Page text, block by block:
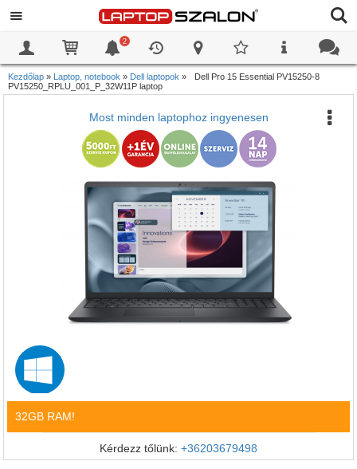
2
Kezdőlap » Laptop, notebook » Dell laptopok »
Dell Pro 15 Essential PV15250-8
PV15250_RPLU_001_P_32W11P laptop
Most minden laptophoz ingyenesen
32GB RAM!
Kérdezz tőlünk: +36203679498
00